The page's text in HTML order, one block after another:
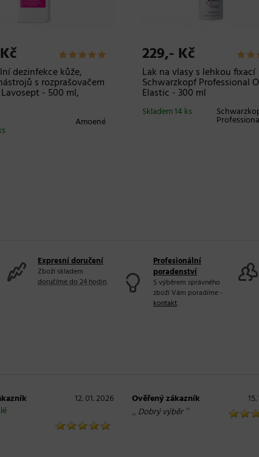
dezinfekce kůže,
s rozprašovačem
- 500 ml,
Amoené
229,- Kč
Lak na vlasy s lehkou fixací
Schwarzkopf Professional
Elastic - 300 ml
Skladem 14 ks
Expresní doručení
Zboží skladem
doručíme do 24 hodin.
Profesionální
poradenství
S výběrem správného
zboží Vám poradíme -
kontakt.
12. 01. 2026
Ověřený zákazník
„ Dobrý výběr“